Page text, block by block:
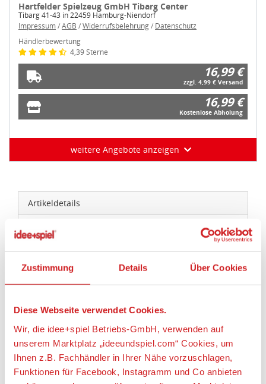
Zustimmung Details Über Cookies
Diese Webseite verwendet Cookies.
Wir, die idee+spiel Betriebs-GmbH, verwenden auf
unserem Marktplatz „ideeundspiel.com“ Cookies, um
Ihnen z.B. Fachhändler in Ihrer Nähe vorzuschlagen,
Funktionen für Facebook, Instagramm und Co anbieten
Hartfelder Spielzeug GmbH Tibarg Center
Tibarg 41-43 in 22459 Hamburg-Niendorf
Impressum/AGB /Widerrufsbelehrung/ Datenschutz
Händlerbewertung
4,39 Sterne
16,99 €
zzgl. 4,99 € Versand
16,99 €
Kostenlose Abholung
weitere Angebote anzeigen
Artikeldetails
tonies® 10000149 Unser Sandmännchen - Abends
im Walde
Artikelbeschreibung:
„Datenträger“ und Spielzeug zugleich. Jeder Tonie
magnethaftend und bleiben so auf der Toniebox
stehen.
Dieser Tonie entführt die kleinen Hörer in den
abendlichen Wald, mit je 5 ruhigen Geschichten und